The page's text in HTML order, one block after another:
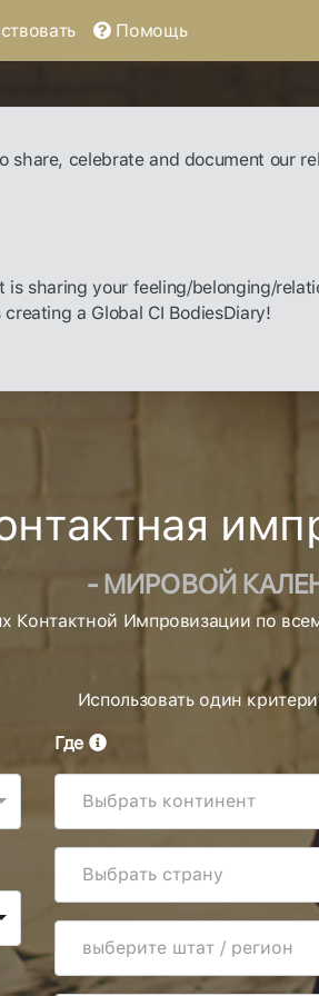
Помощь
share, celebrate and document our
sharing your feeling/belonging/
a Global CI BodiesDiary!
- МИРОВОЙ
Контактной Импровизации по
Использовать один
Где
Выбрать континент
Выбрать страну
выберите штат / регион